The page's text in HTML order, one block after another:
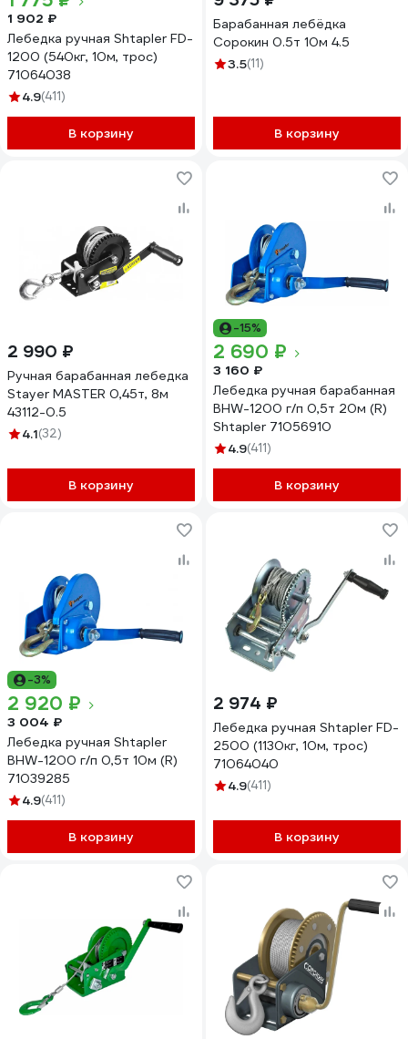
1 902 ₽
Лебедка ручная Shtapler FD-
1200 (540кг, 10м, трос)
71064038
4.9(411)
В корзину
Барабанная лебёдка
Сорокин 0.5т 10м 4.5
3.5(11)
В корзину
2 990 ₽
Ручная барабанная лебедка
Stayer MASTER 0,45т, 8м
43112-0.5
4.1(32)
В корзину
-15%
2 690 ₽
3 160 ₽
Лебедка ручная барабанная
BHW-1200 г/п 0,5т 20м (R)
Shtapler 71056910
4.9(411)
В корзину
-3%
2 920 ₽
3 004 ₽
Лебедка ручная Shtapler
BHW-1200 г/п 0,5т 10м (R)
71039285
4.9(411)
В корзину
2 974 ₽
Лебедка ручная Shtapler FD-
2500 (1130кг, 10м, трос)
71064040
4.9(411)
В корзину